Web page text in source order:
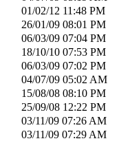
01/02/12 11:48 PM
26/01/09 08:01 PM
06/03/09 07:04 PM
18/10/10 07:53 PM
06/03/09 07:02 PM
04/07/09 05:02 AM
15/08/08 08:10 PM
25/09/08 12:22 PM
03/11/09 07:26 AM
03/11/09 07:29 AM